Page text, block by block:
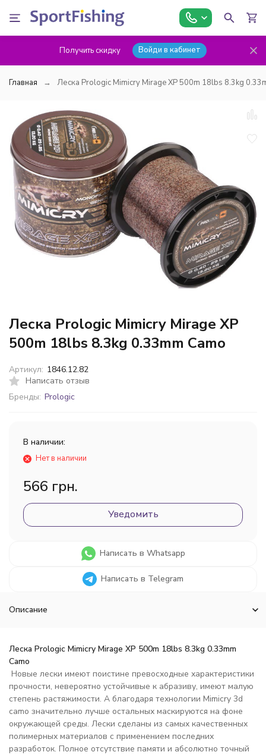
Получить скидку Войди в кабинет
Главная Леска Prologic Mimicry Mirage XP 500m 18lbs 8.3kg
Леска Prologic Mimicry Mirage XP
500m 18lbs 8.3kg 0.33mm Camo
Написать отзыв
Бренды: Prologic
Артикул: 1846.12.82
В наличии:
Нет в наличии
566 грн.
Уведомить
Написать в Whatsapp
Написать в Telegram
Описание
Леска Prologic Mimicry Mirage XP 500m 18lbs 8.3kg 0.33mm
Camo
Новые лески имеют поистине превосходные характеристики
прочности, невероятно устойчивые к абразиву, имеют малую
степень растяжимости. А благодаря технологии Mimicry 3d
camo значительно лучше остальных маскируются на фоне
окружающей среды. Лески сделаны из самых качественных
полимерных материалов с применением последних
разработок. Полное отсутствие памяти и абсолютно точный